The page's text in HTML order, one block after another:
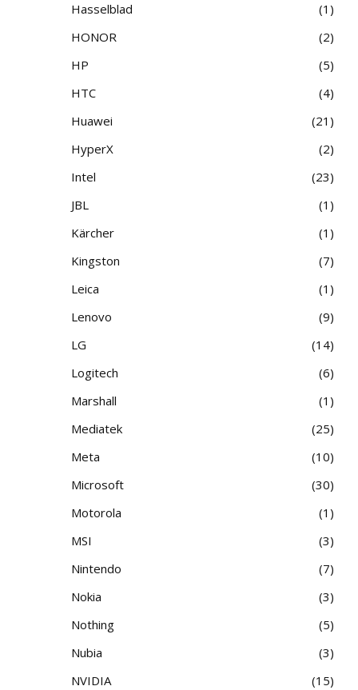
Hasselblad
1
HONOR
2
HP
5
HTC
4
Huawei
21
HyperX
2
Intel
23
JBL
1
Kärcher
1
Kingston
7
Leica
1
Lenovo
9
LG
14
Logitech
6
Marshall
1
Mediatek
25
Meta
10
Microsoft
30
Motorola
1
MSI
3
Nintendo
7
Nokia
3
Nothing
5
Nubia
3
NVIDIA
15